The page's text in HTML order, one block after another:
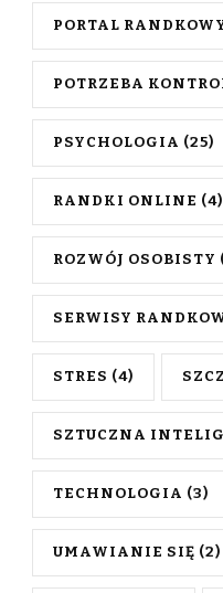
PORTAL
POTRZEBA
PSYCHOLOGIA (25)
RANDKI ONLINE (4)
ROZWÓJ OSOBISTY
SERWISY
STRES (4)
SZTUCZNA
TECHNOLOGIA (3)
UMAWIANIE SIĘ (2)